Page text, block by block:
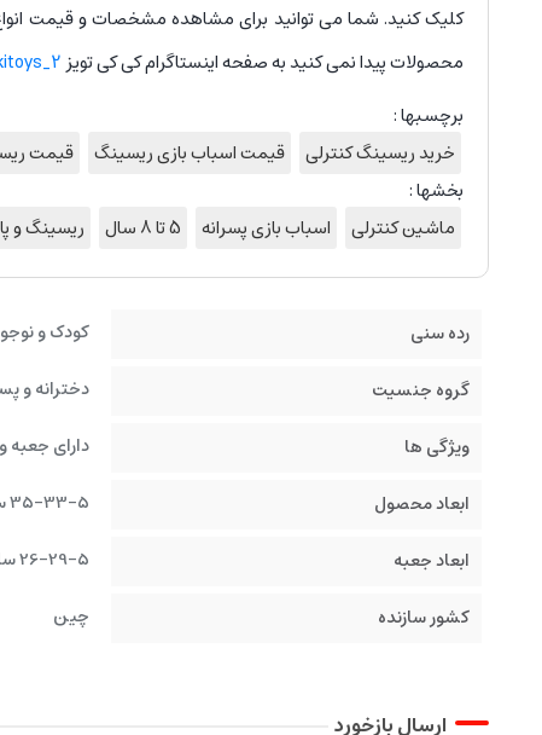
کلیک کنید. شما می توانید برای مشاهده مشخصات و قیمت
محصولات پیدا نمی کنید به صفحه اینستاگرام کی کی تویز
برچسبها :
خرید ریسینگ کنترلی
قیمت اسباب بازی ریسینگ قیمت
بخشها :
ماشین کنترلی
اسباب بازی پسرانه 5 تا 8 سال ریسینگ و
رده سنی
کودک و
گروه جنسیت
دخترانه و
ویژگی ها
دارای
ابعاد محصول
35-33-5 سانتیمتر
ابعاد جعبه
26-29-5 سانتیمتر
کشور سازنده
چین
ارسال بازخورد